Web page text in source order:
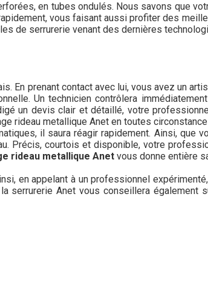
en tubes ondulés. Nous savons que
vous faisant aussi profiter des
de serrurerie venant des dernières
En prenant contact avec lui, vous avez un
Un technicien contrôlera
un devis clair et détaillé, votre
rideau metallique Anet en toutes
il saura réagir rapidement. Ainsi, que
Précis, courtois et disponible, votre
rideau metallique Anet vous donne entière
en appelant à un professionnel
serrurerie Anet vous conseillera également